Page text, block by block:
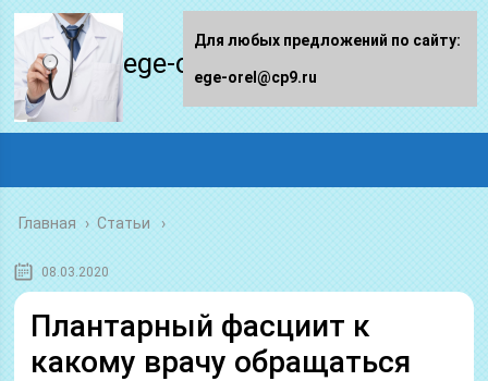
ege-orel.ru
Главная › Статьи
08.03.2020
Плантарный фасциит к
какому врачу обращаться
Для любых предложений по сайту:
ege-orel@cp9.ru